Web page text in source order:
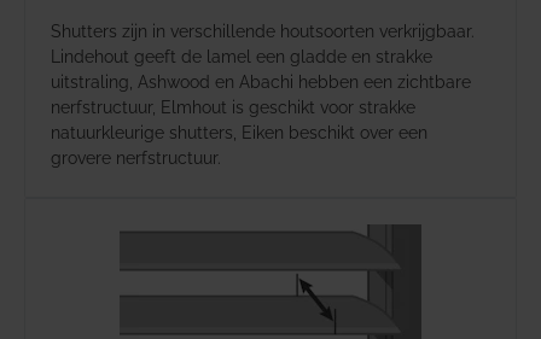
Shutters zijn in verschillende houtsoorten verkrijgbaar.
Lindehout geeft de lamel een gladde en strakke
uitstraling, Ashwood en Abachi hebben een zichtbare
nerfstructuur, Elmhout is geschikt voor strakke
natuurkleurige shutters, Eiken beschikt over een
grovere nerfstructuur.